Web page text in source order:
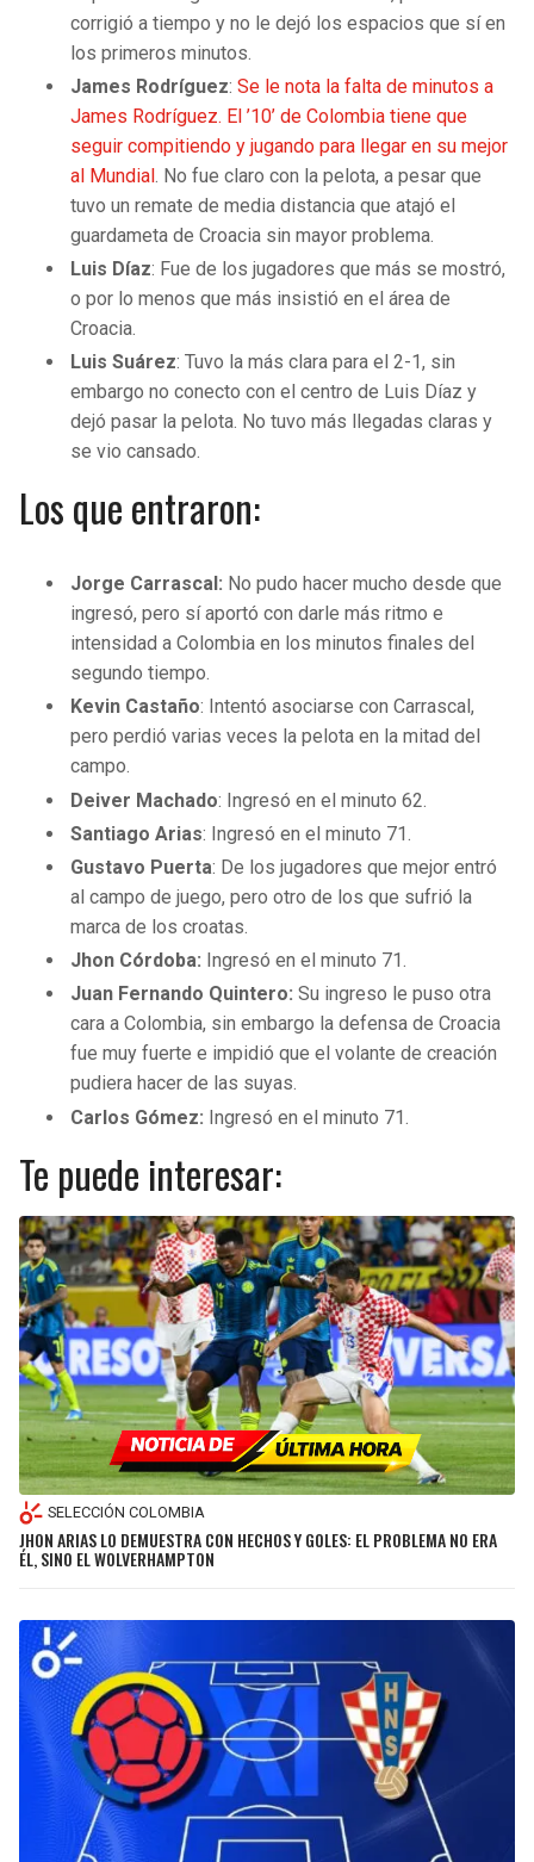
corrigió a tiempo y no le dejó los espacios que sí en
los primeros minutos.
James Rodríguez:Se le nota la falta de minutos a
James Rodríguez. El ’10’ de Colombia tiene que
seguir compitiendo y jugando para llegar en su mejor
al Mundial. No fue claro con la pelota, a pesar que
tuvo un remate de media distancia que atajó el
guardameta de Croacia sin mayor problema.
Luis Díaz: Fue de los jugadores que más se mostró,
o por lo menos que más insistió en el área de
Croacia.
Luis Suárez: Tuvo la más clara para el 2-1, sin
embargo no conecto con el centro de Luis Díaz y
dejó pasar la pelota. No tuvo más llegadas claras y
se vio cansado.
Los que entraron:
Jorge Carrascal: No pudo hacer mucho desde que
ingresó, pero sí aportó con darle más ritmo e
intensidad a Colombia en los minutos finales del
segundo tiempo.
Kevin Castaño: Intentó asociarse con Carrascal,
pero perdió varias veces la pelota en la mitad del
campo.
Deiver Machado: Ingresó en el minuto 62.
Santiago Arias: Ingresó en el minuto 71.
Gustavo Puerta: De los jugadores que mejor entró
al campo de juego, pero otro de los que sufrió la
marca de los croatas.
Jhon Córdoba: Ingresó en el minuto 71.
Juan Fernando Quintero: Su ingreso le puso otra
cara a Colombia, sin embargo la defensa de Croacia
fue muy fuerte e impidió que el volante de creación
pudiera hacer de las suyas.
Carlos Gómez: Ingresó en el minuto 71.
Te puede interesar:
SELECCIÓN COLOMBIA
JHON ARIAS LO DEMUESTRA CON HECHOS Y GOLES: EL PROBLEMA NO ERA
ÉL, SINO EL WOLVERHAMPTON